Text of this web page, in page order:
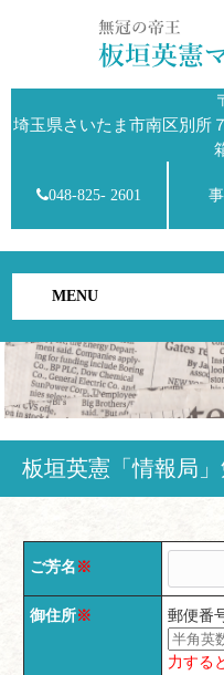
埼玉県さいたま市南区別所
048-825- 2601
MENU
板垣英憲「情報局」
ご芳名 ※
御住所※
郵便番
力する